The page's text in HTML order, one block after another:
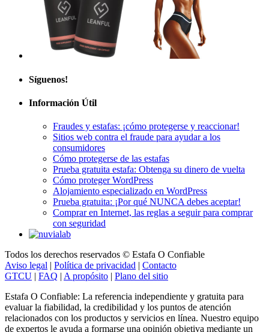
Sitios web contra el fraude para ayudar a los
consumidores
Cómo protegerse de las estafas
Prueba gratuita estafa: Obtenga su dinero de vuelta
Cómo proteger WordPress
Alojamiento especializado en WordPress
Prueba gratuita: ¡Por qué NUNCA debes aceptar!
Comprar en Internet, las reglas a seguir para comprar
con seguridad
Aviso legal|Política de privacidad|Contacto
GTCU|FAQ|A propósito|Plano del sitio
evaluar la fiabilidad, la credibilidad y los puntos de atención
relacionados con los productos y servicios en línea. Nuestro equipo
de expertos le ayuda a formarse una opinión objetiva mediante un
análisis riguroso y testimonios auténticos.